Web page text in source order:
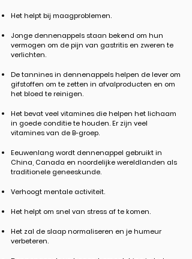
Het helpt bij maagproblemen.
Jonge dennenappels staan ​​bekend om hun
vermogen om de pijn van gastritis en zweren te
verlichten.
De tannines in dennenappels helpen de lever om
gifstoffen om te zetten in afvalproducten en om
het bloed te reinigen.
Het bevat veel vitamines die helpen het lichaam
in goede conditie te houden. Er zijn veel
vitamines van de B-groep.
Eeuwenlang wordt dennenappel gebruikt in
China, Canada en noordelijke wereldlanden als
traditionele geneeskunde.
Verhoogt mentale activiteit.
Het helpt om snel van stress af te komen.
Het zal de slaap normaliseren en je humeur
verbeteren.